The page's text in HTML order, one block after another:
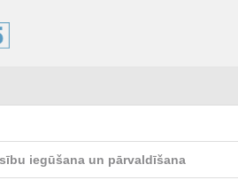
iegūšana un pārvaldīšana